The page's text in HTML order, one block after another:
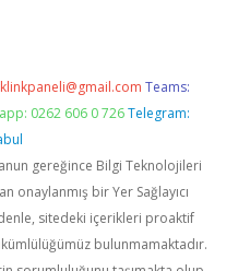
Teams:
0262 606 0 726 Telegram:
gereğince Bilgi Teknolojileri
onaylanmış bir Yer Sağlayıcı
sitedeki içerikleri proaktif
bulunmamaktadır.